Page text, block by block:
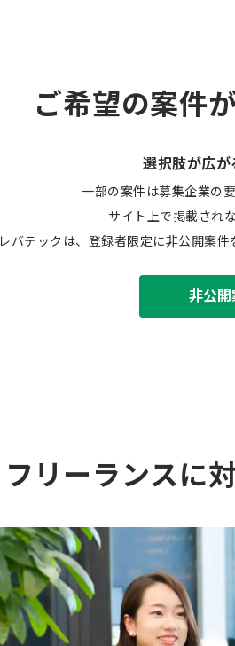
ご希望の案件
選択肢が広が
一部の案件は募集企業の
サイト上で掲載され
レバテックは、登録者限定に非公開案
非公
フリーランスに